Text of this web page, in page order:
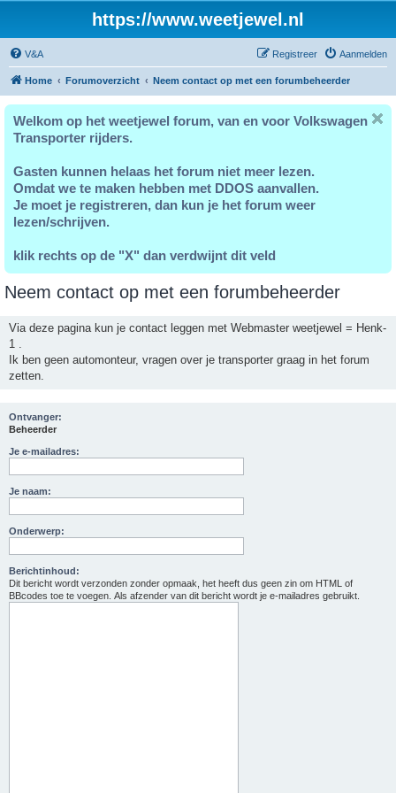
https://www.weetjewel.nl
V&A Aanmelden
Registreer
Home Forumoverzicht Neem contact op met een forumbeheerder
Welkom op het weetjewel forum, van en voor Volkswagen
Transporter rijders.
Gasten kunnen helaas het forum niet meer lezen.
Omdat we te maken hebben met DDOS aanvallen.
Je moet je registreren, dan kun je het forum weer
lezen/schrijven.
klik rechts op de "X" dan verdwijnt dit veld
Neem contact op met een forumbeheerder
Via deze pagina kun je contact leggen met Webmaster weetjewel = Henk-
1 .
Ik ben geen automonteur, vragen over je transporter graag in het forum
zetten.
Ontvanger:
Beheerder
Je e-mailadres:
Je naam:
Onderwerp:
Berichtinhoud:
Dit bericht wordt verzonden zonder opmaak, het heeft dus geen zin om HTML of
BBcodes toe te voegen. Als afzender van dit bericht wordt je e-mailadres gebruikt.